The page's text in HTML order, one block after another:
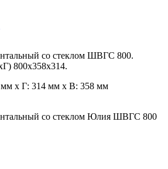
со стеклом ШВГС 800.
800х358х314.
x Г: 314 мм x В: 358 мм
со стеклом Юлия ШВГС 800